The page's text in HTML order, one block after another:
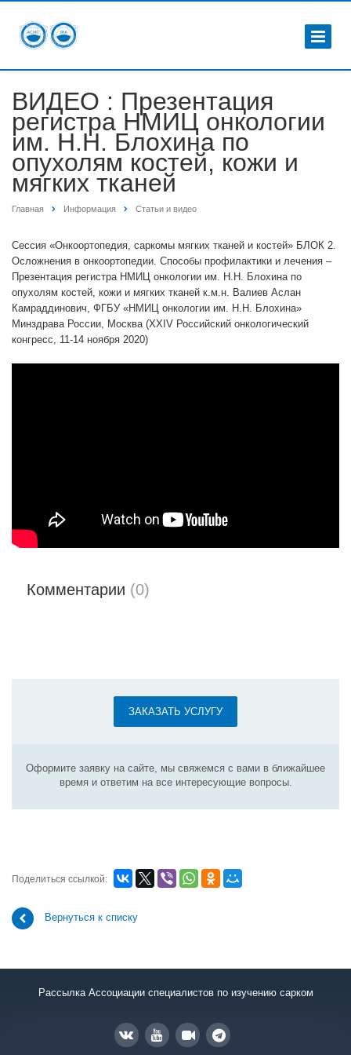
ВИДЕО : Презентация
регистра НМИЦ онкологии
им. Н.Н. Блохина по
опухолям костей, кожи и
мягких тканей
Главная Информация Статьи и видео
Сессия «Онкоортопедия, саркомы мягких тканей и костей» БЛОК 2.
Осложнения в онкоортопедии. Способы профилактики и лечения –
Презентация регистра НМИЦ онкологии им. Н.Н. Блохина по
опухолям костей, кожи и мягких тканей к.м.н. Валиев Аслан
Камраддинович, ФГБУ «НМИЦ онкологии им. Н.Н. Блохина»
Минздрава России, Москва (XXIV Российский онкологический
конгресс, 11-14 ноября 2020)
Комментарии (0)
ЗАКАЗАТЬ УСЛУГУ
Оформите заявку на сайте, мы свяжемся с вами в ближайшее
время и ответим на все интересующие вопросы.
Поделиться ссылкой:
Вернуться к списку
Рассылка Ассоциации специалистов по изучению сарком